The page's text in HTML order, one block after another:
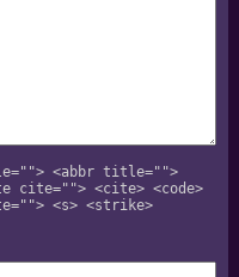
<abbr title="">
cite=""> <cite> <code>
<s> <strike>